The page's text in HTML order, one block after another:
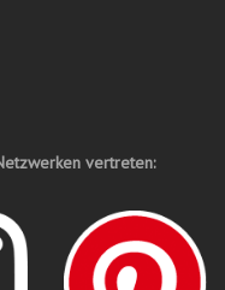
vertreten: